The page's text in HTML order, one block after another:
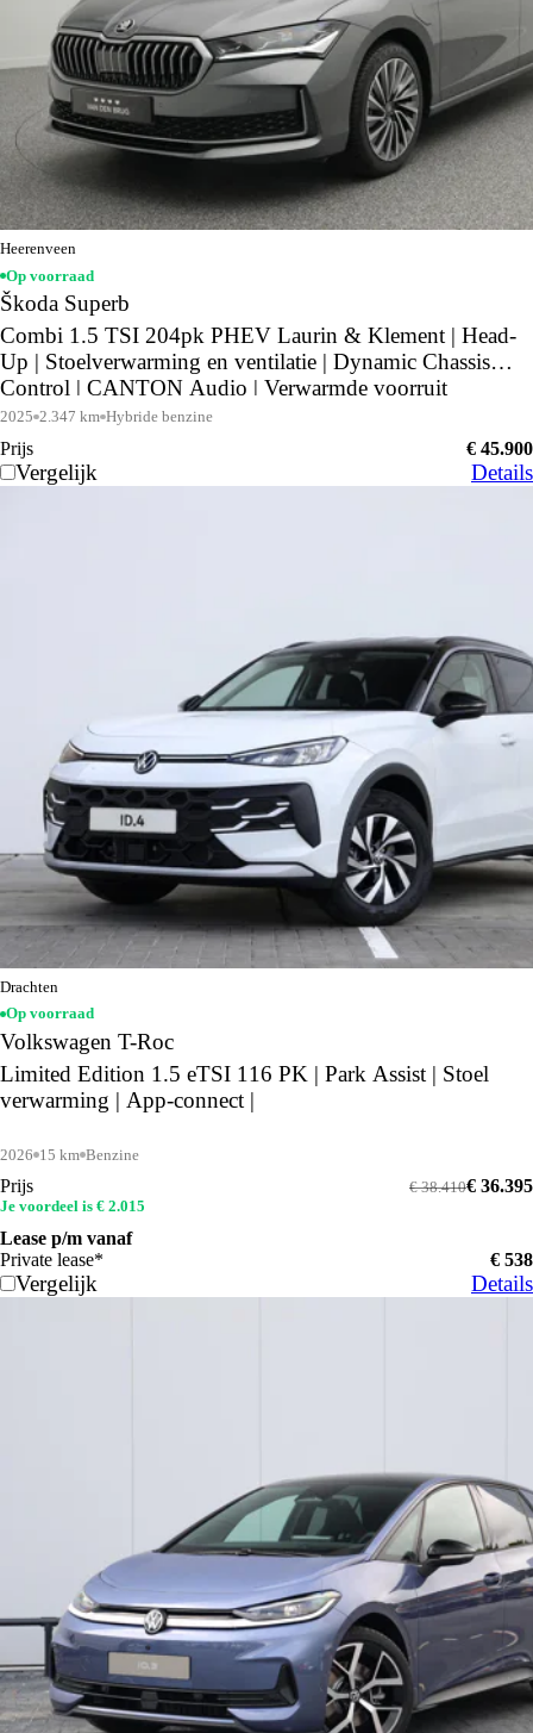
Heerenveen
Op voorraad
Škoda Superb
Combi 1.5 TSI 204pk PHEV Laurin & Klement | Head-
Up | Stoelverwarming en ventilatie | Dynamic Chassis
Control | CANTON Audio | Verwarmde voorruit
2025 2.347 km Hybride benzine
Prijs € 45.900
Vergelijk Details
Drachten
Op voorraad
Volkswagen T-Roc
Limited Edition 1.5 eTSI 116 PK | Park Assist | Stoel
verwarming | App-connect |
2026 15 km Benzine
Prijs € 36.395
€ 38.410
Je voordeel is € 2.015
Lease p/m vanaf
Private lease*
€ 538
Vergelijk Details